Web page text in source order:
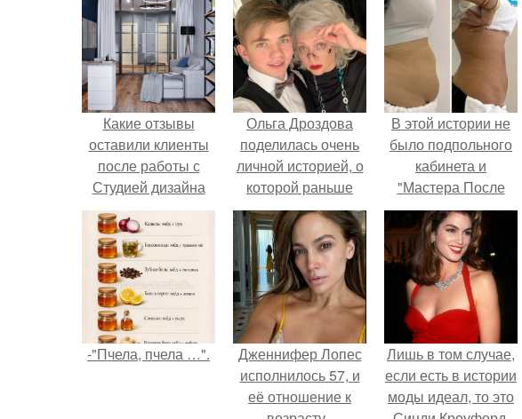
Какие отзывы
оставили клиенты
после работы с
Студией дизайна
интерьера Estee
Ольга Дроздова
поделилась очень
личной историей, о
которой раньше
почти не говорила.
В этой истории не
было подпольного
кабинета и
"Мастера После
Двухнедельных
Курсов".
-"Пчела, пчела …".
Дженнифер Лопес
исполнилось 57, и
её отношение к
Лишь в том случае,
если есть в истории
моды идеал, то это